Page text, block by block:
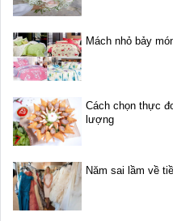
Mách nhỏ bảy
Cách chọn thực
lượng
Năm sai lầm về